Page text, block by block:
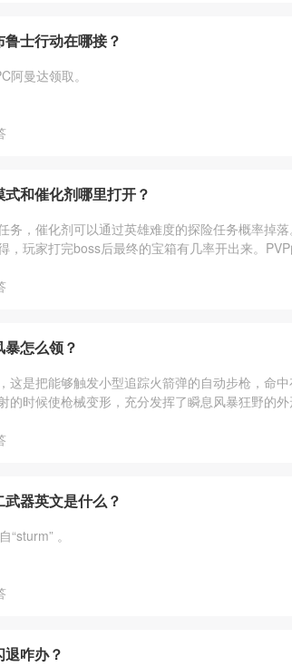
鲁士行动在哪接？
阿曼达领取。
式和催化剂哪里打开？
务，催化剂可以通过英雄难度的探险任务概率掉
，玩家打完boss后最终的宝箱有几率开出来。
暴怎么领？
这是把能够触发小型追踪火箭弹的自动步枪，命
的时候使枪械变形，充分发挥了瞬息风暴狂野的外
武器英文是什么？
“sturm” 。
退咋办？